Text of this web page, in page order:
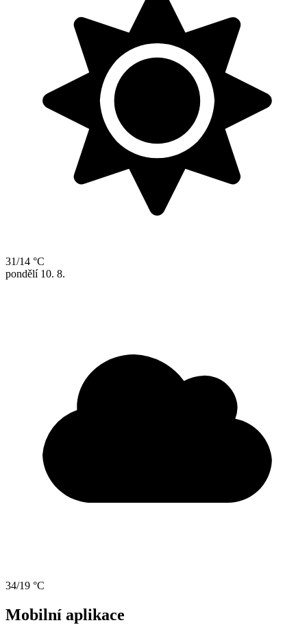
31/14 °C
pondělí 10. 8.
34/19 °C
Mobilní aplikace